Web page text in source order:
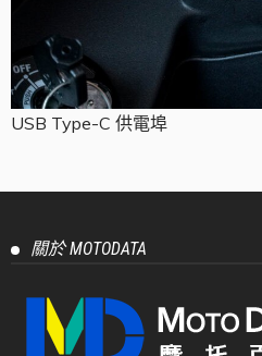
USB Type-C 供電埠
關於 MOTODATA